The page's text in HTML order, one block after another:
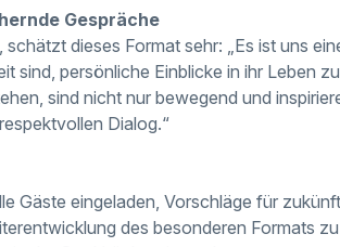
Gespräche
dieses Format sehr: „Es ist uns
sind, persönliche Einblicke in ihr Leben
sind nicht nur bewegend und
Dialog.“
Gäste eingeladen, Vorschläge für
des besonderen Formats